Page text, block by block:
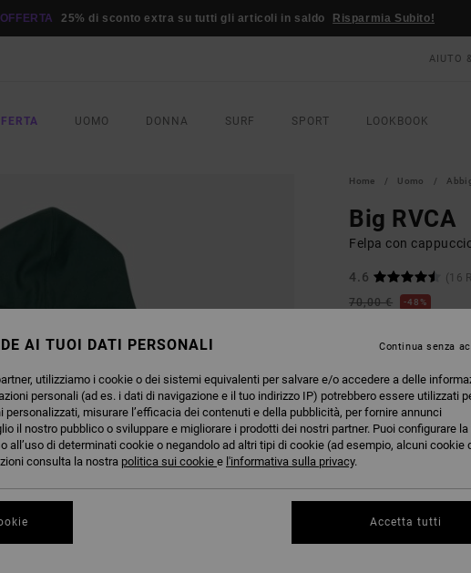
25% di sconto extra su tutti gli articoli in saldo Risparmia Subito!
AIUTO
UOMO DONNA SURF SPORT LOOKBOOK
Home Uomo
Big RVCA
Felpa con
4.6
(16
70,00 €
48%
DOPPIA OFFERTA 25%
COLORI Grass Green
AI TUOI DATI PERSONALI
utilizziamo i cookie o dei sistemi equivalenti per salvare e/o accedere a delle
personali (ad es. i dati di navigazione e il tuo indirizzo IP) potrebbero essere utilizzati
misurare l’efficacia dei contenuti e della pubblicità, per fornire annunci
il nostro pubblico o sviluppare e migliorare i prodotti dei nostri partner. Puoi configurare la
all’uso di determinati cookie o negandolo ad altri tipi di cookie (ad esempio, alcuni cookie
consulta la nostra politica sui cookie e l'informativa sulla privacy.
Continua senza
Accetta tutti